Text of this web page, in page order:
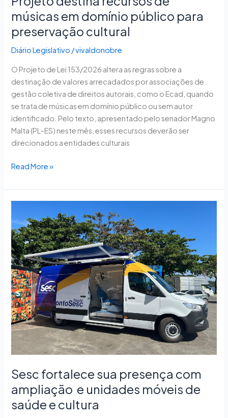
músicas em domínio público para
preservação cultural
Diário Legislativo /vivaldonobre
O Projeto de Lei 153/2026 altera as regras sobre a
destinação de valores arrecadados por associações de
gestão coletiva de direitos autorais, como o Ecad, quando
se trata de músicas em domínio público ou sem autor
identificado. Pelo texto, apresentado pelo senador Magno
Malta (PL-ES) neste mês, esses recursos deverão ser
direcionados a entidades culturais
Read More »
Sesc fortalece sua presença com
ampliação e unidades móveis de
saúde e cultura
fortalece
sua
presença
com
ampliação
e
unidades
móveis
de
saúde
cultura